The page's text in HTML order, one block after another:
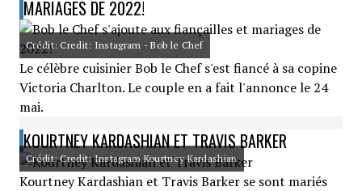
MARIAGES DE 2022!
Crédit: Credit: Instagram - Bob le Chef
Le célèbre cuisinier Bob le Chef s'est fiancé à sa copine
Victoria Charlton. Le couple en a fait l'annonce le 24
mai.
KOURTNEY KARDASHIAN ET TRAVIS BARKER
Crédit: Credit: Instagram Kourtney Kardashian
Kourtney Kardashian et Travis Barker se sont mariés